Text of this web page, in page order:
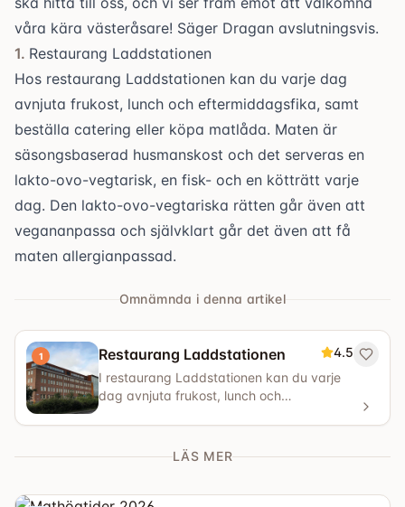
våra kära västeråsare! Säger Dragan avslutningsvis.
Restaurang Laddstationen
Hos restaurang Laddstationen kan du varje dag
avnjuta frukost, lunch och eftermiddagsfika, samt
beställa catering eller köpa matlåda. Maten är
säsongsbaserad husmanskost och det serveras en
lakto-ovo-vegtarisk, en fisk- och en kötträtt varje
dag. Den lakto-ovo-vegtariska rätten går även att
vegananpassa och självklart går det även att få
maten allergianpassad.
Omnämnda i denna artikel
1 Restaurang Laddstationen
4.5
I restaurang Laddstationen kan du varje
dag avnjuta frukost, lunch och
LÄS MER